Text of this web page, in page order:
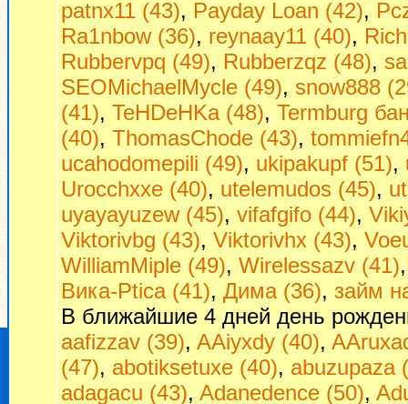
patnx11 (43), Payday Loan (42),
Ra1nbow (36), reynaay11 (40),
Rubbervpq (49), Rubberzqz (48),
SEOMichaelMycle (49), snow888
(41), TeHDeHKa (48), Termburg
(40), ThomasChode (43),
ucahodomepili (49), ukipakupf (51),
Urocchxxe (40), utelemudos (45),
uyayayuzew (45), vifafgifo (44),
Viktorivbg (43), Viktorivhx (43),
WilliamMiple (49), Wirelessazv (41)
Вика-Ptica (41), Дима (36), займ
В ближайшие 4 дней день
aafizzav (39), AAiyxdy (40),
(47), abotiksetuxe (40), abuzupaza
adagacu (43), Adanedence (50),